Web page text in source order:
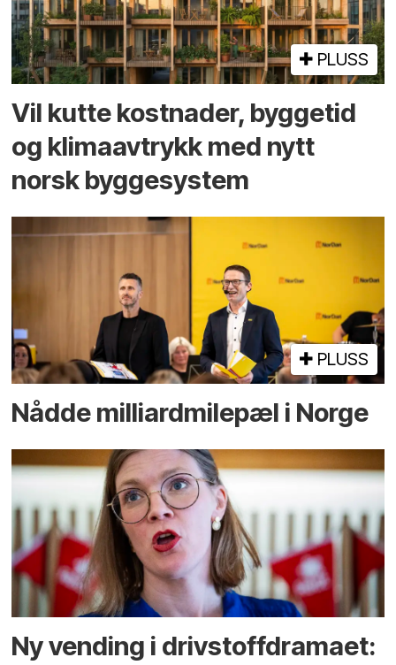
PLUSS
Vil kutte kostnader, byggetid
og klima­avtrykk med nytt
norsk bygge­system
PLUSS
Nådde milliard­­milepæl i Norge
Ny vending i drivstoffdramaet: